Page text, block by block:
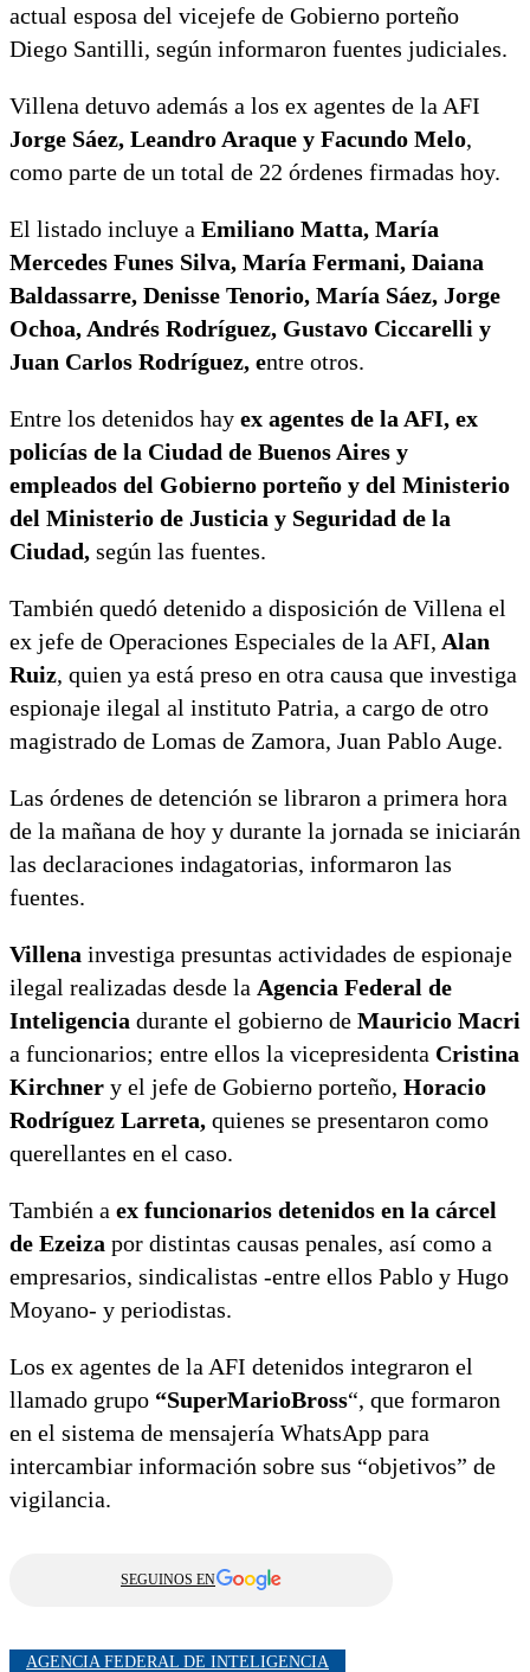
actual esposa del vicejefe de Gobierno porteño
Diego Santilli, según informaron fuentes judiciales.
Villena detuvo además a los ex agentes de la AFI
Jorge Sáez, Leandro Araque y Facundo Melo,
como parte de un total de 22 órdenes firmadas hoy.
El listado incluye a Emiliano Matta, María
Mercedes Funes Silva, María Fermani, Daiana
Baldassarre, Denisse Tenorio, María Sáez, Jorge
Ochoa, Andrés Rodríguez, Gustavo Ciccarelli y
Juan Carlos Rodríguez, entre otros.
Entre los detenidos hay ex agentes de la AFI, ex
policías de la Ciudad de Buenos Aires y
empleados del Gobierno porteño y del Ministerio
del Ministerio de Justicia y Seguridad de la
Ciudad, según las fuentes.
También quedó detenido a disposición de Villena el
ex jefe de Operaciones Especiales de la AFI, Alan
Ruiz, quien ya está preso en otra causa que investiga
espionaje ilegal al instituto Patria, a cargo de otro
magistrado de Lomas de Zamora, Juan Pablo Auge.
Las órdenes de detención se libraron a primera hora
de la mañana de hoy y durante la jornada se iniciarán
las declaraciones indagatorias, informaron las
fuentes.
Villena investiga presuntas actividades de espionaje
ilegal realizadas desde la Agencia Federal de
Inteligencia durante el gobierno de Mauricio Macri
a funcionarios; entre ellos la vicepresidenta Cristina
Kirchner y el jefe de Gobierno porteño, Horacio
Rodríguez Larreta, quienes se presentaron como
querellantes en el caso.
También a ex funcionarios detenidos en la cárcel
de Ezeiza por distintas causas penales, así como a
empresarios, sindicalistas -entre ellos Pablo y Hugo
Moyano- y periodistas.
Los ex agentes de la AFI detenidos integraron el
llamado grupo “SuperMarioBross“, que formaron
en el sistema de mensajería WhatsApp para
intercambiar información sobre sus “objetivos” de
vigilancia.
SEGUINOS EN
AGENCIA FEDERAL DE INTELIGENCIA